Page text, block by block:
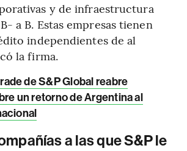
y de infraestructura
a B. Estas empresas tienen
independientes de al
la firma.
de S&P Global reabre
un retorno de Argentina al
a las que S&P le